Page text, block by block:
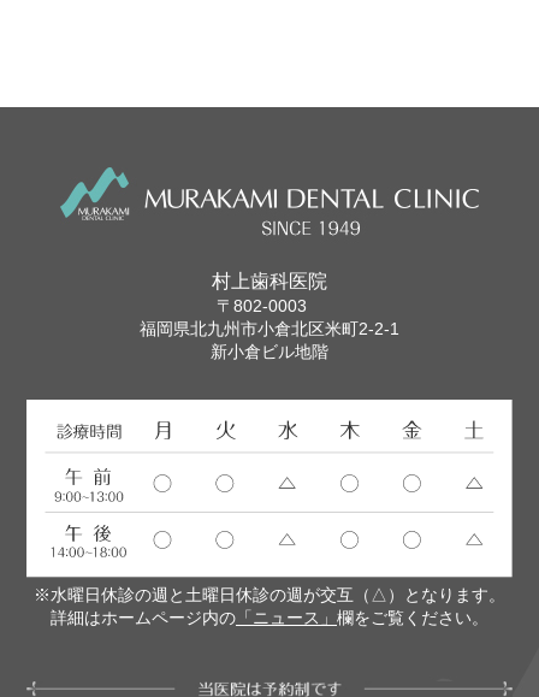
村上歯科医院
〒802-0003
福岡県北九州市小倉北区米町2-2-1
新小倉ビル地階
※水曜日休診の週と土曜日休診の週が交互（△）となります。
詳細はホームページ内の 「ニュース」 欄をご覧ください。